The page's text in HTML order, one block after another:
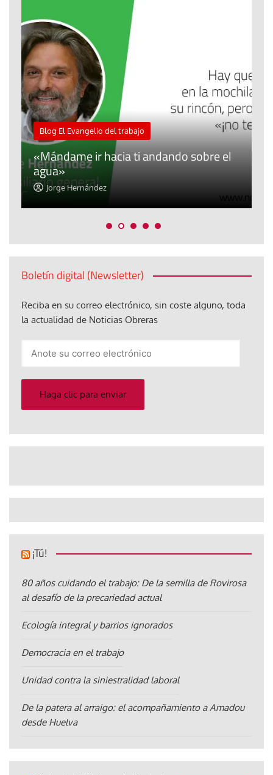
Blog El Evangelio del trabajo
«Mándame ir hacia ti andando sobre el
agua»
Jorge Hernández
Boletín digital (Newsletter)
Reciba en su correo electrónico, sin coste alguno, toda
la actualidad de Noticias Obreras
electrónico
Haga clic para enviar
¡Tú!
80 años cuidando el trabajo: De la semilla de Rovirosa
al desafío de la precariedad actual
Ecología integral y barrios ignorados
Democracia en el trabajo
Unidad contra la siniestralidad laboral
De la patera al arraigo: el acompañamiento a Amadou
desde Huelva